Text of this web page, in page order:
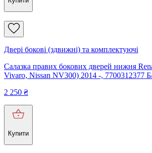
Двері бокові (здвижні) та комплектуючі
Салазка правих бокових дверей нижня
Vivaro, Nissan NV300) 2014 -, 7700312377
2 250 ₴
Купити